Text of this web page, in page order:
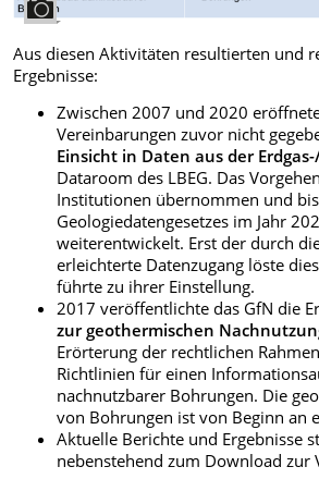
Aus diesen Aktivitäten resultierten und
Ergebnisse:
Zwischen 2007 und 2020
Vereinbarungen zuvor nicht
Einsicht in Daten aus der
Dataroom des LBEG. Das
Institutionen übernommen und
Geologiedatengesetzes im Jahr
weiterentwickelt. Erst der durch
erleichterte Datenzugang löste
führte zu ihrer Einstellung.
2017 veröffentlichte das GfN die
zur geothermischen
Erörterung der rechtlichen
Richtlinien für einen
nachnutzbarer Bohrungen. Die
von Bohrungen ist von Beginn an
Aktuelle Berichte und Ergebnisse
nebenstehend zum Download zur